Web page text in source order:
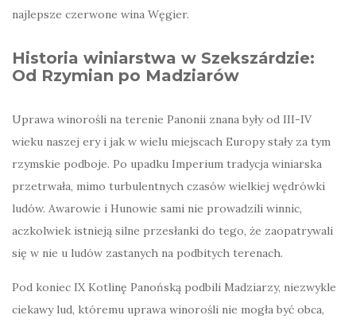
najlepsze czerwone wina Węgier.
Historia winiarstwa w Szekszárdzie:
Od Rzymian po Madziarów
Uprawa winorośli na terenie Panonii znana były od III-IV
wieku naszej ery i jak w wielu miejscach Europy stały za tym
rzymskie podboje. Po upadku Imperium tradycja winiarska
przetrwała, mimo turbulentnych czasów wielkiej wędrówki
ludów. Awarowie i Hunowie sami nie prowadzili winnic,
aczkolwiek istnieją silne przesłanki do tego, że zaopatrywali
się w nie u ludów zastanych na podbitych terenach.
Pod koniec IX Kotlinę Panońską podbili Madziarzy, niezwykle
ciekawy lud, któremu uprawa winorośli nie mogła być obca,